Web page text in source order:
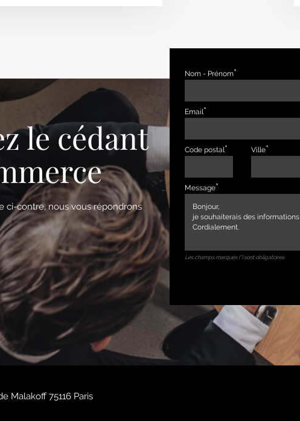
le cédant
ci-contre, nous vous répondrons
Nom - Prénom
Email
Code postal Ville
Message
Les champs marqués (*) sont obligatoires
Malakoff 75116 Paris